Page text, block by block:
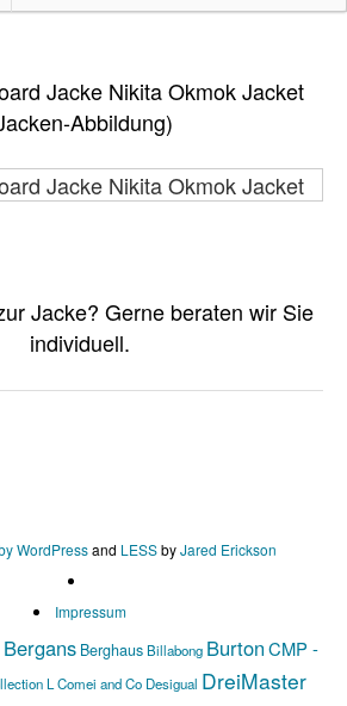
Jacke Nikita Okmok Jacket
Abbildung)
WordPressand LESSbyJared Erickson
Impressum
Bergans Berghaus Billabong BurtonCMP -
L Comei and Co Desigual DreiMaster